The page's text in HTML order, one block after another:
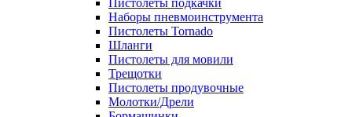
Пистолеты подкачки
Наборы пневмоинструмента
Пистолеты Tornado
Шланги
Пистолеты для мовили
Трещотки
Пистолеты продувочные
Молотки/Дрели